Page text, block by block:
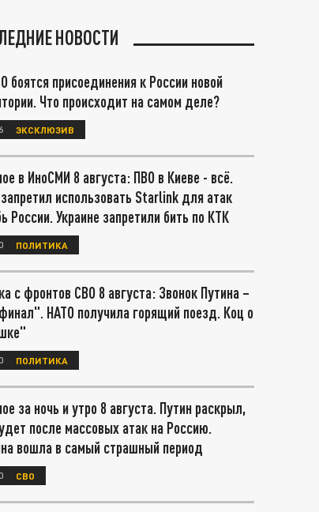
НОВОСТИ
боятся присоединения к России новой
Что происходит на самом деле?
ЭКСКЛЮЗИВ
в ИноСМИ 8 августа: ПВО в Киеве - всё.
использовать Starlink для атак
России. Украине запретили бить по КТК
ПОЛИТИКА
с фронтов СВО 8 августа: Звонок Путина –
НАТО получила горящий поезд. Коц о
ПОЛИТИКА
за ночь и утро 8 августа. Путин раскрыл,
после массовых атак на Россию.
вошла в самый страшный период
СВО